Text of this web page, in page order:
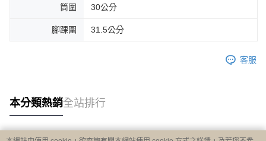
筒圍 30公分
腳踝圍 31.5公分
客服
本分類熱銷全站排行